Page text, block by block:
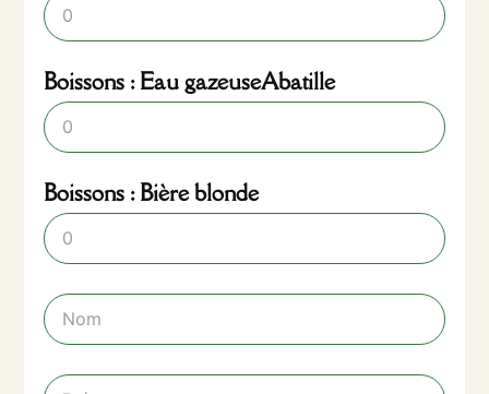
Boissons : Eau gazeuseAbatille
Boissons : Bière blonde